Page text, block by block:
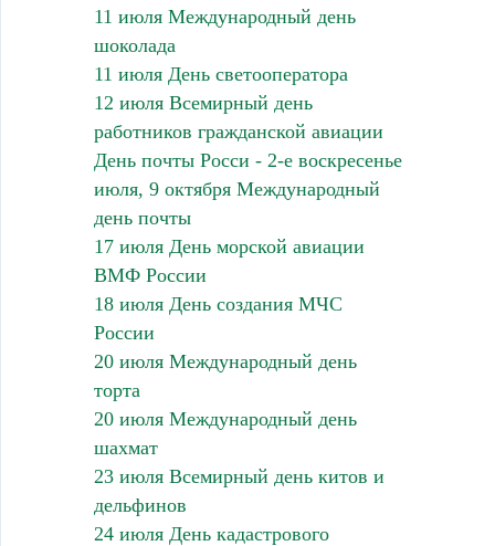
11 июля Международный день
шоколада
11 июля День светооператора
12 июля Всемирный день
работников гражданской авиации
День почты Росси - 2-е воскресенье
июля, 9 октября Международный
день почты
17 июля День морской авиации
ВМФ России
18 июля День создания МЧС
России
20 июля Международный день
торта
20 июля Международный день
шахмат
23 июля Всемирный день китов и
дельфинов
24 июля День кадастрового